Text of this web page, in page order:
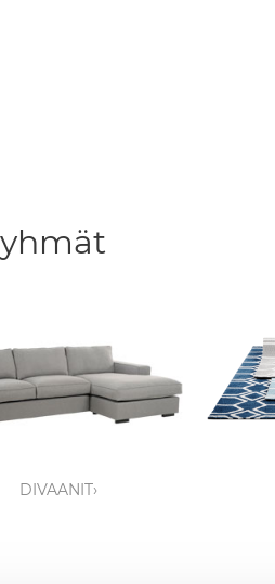
DIVAANIT›